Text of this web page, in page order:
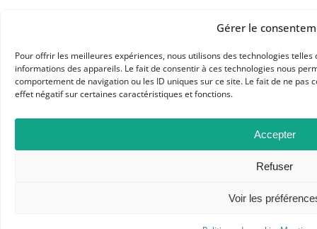
Gérer le
Pour offrir les meilleures expériences, nous utilisons des technologies
informations des appareils. Le fait de consentir à ces technologies nous
comportement de navigation ou les ID uniques sur ce site. Le fait de ne
effet négatif sur certaines caractéristiques et fonctions.
Accepter
Refuser
Voir les